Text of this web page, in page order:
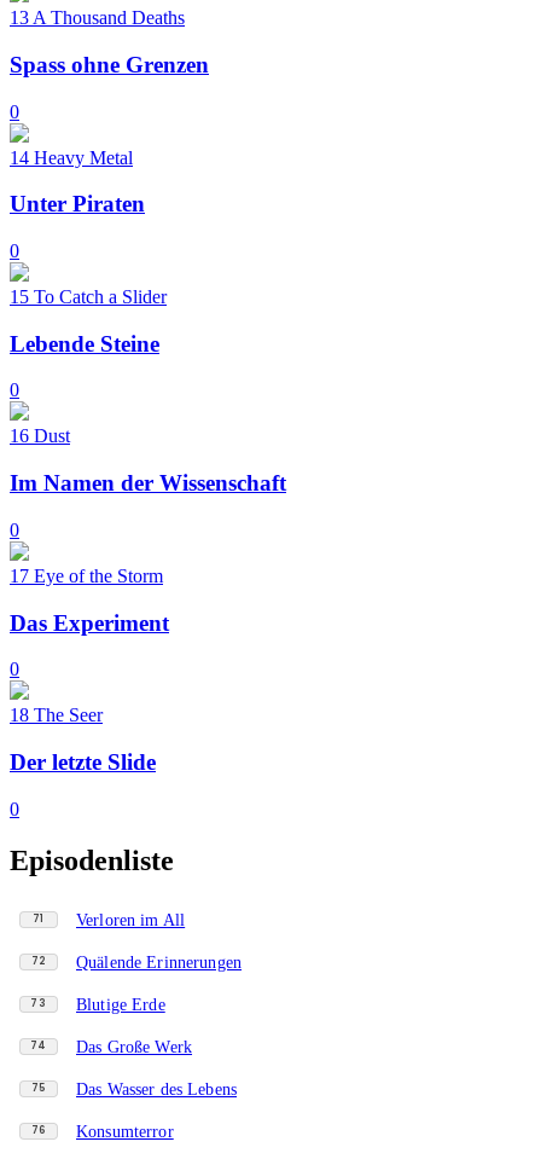
13 A Thousand Deaths
Spass ohne Grenzen
0
14 Heavy Metal
Unter Piraten
0
15 To Catch a Slider
Lebende Steine
0
16 Dust
Im Namen der Wissenschaft
0
17 Eye of the Storm
Das Experiment
0
18 The Seer
Der letzte Slide
0
Episodenliste
71 Verloren im All
72 Quälende Erinnerungen
73 Blutige Erde
74 Das Große Werk
75 Das Wasser des Lebens
76 Konsumterror